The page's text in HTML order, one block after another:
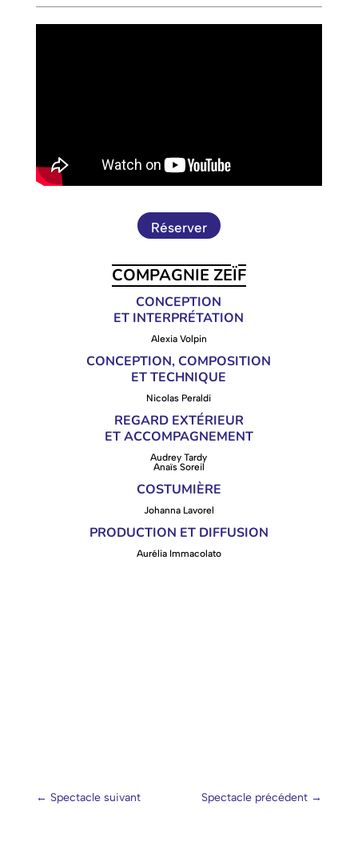
Réserver
COMPAGNIE ZEÏF
CONCEPTION
ET INTERPRÉTATION
Alexia Volpin
CONCEPTION, COMPOSITION
ET TECHNIQUE
Nicolas Peraldi
REGARD EXTÉRIEUR
ET ACCOMPAGNEMENT
Audrey Tardy
Anaïs Soreil
COSTUMIÈRE
Johanna Lavorel
PRODUCTION ET DIFFUSION
Aurélia Immacolato
← Spectacle suivant Spectacle précédent →